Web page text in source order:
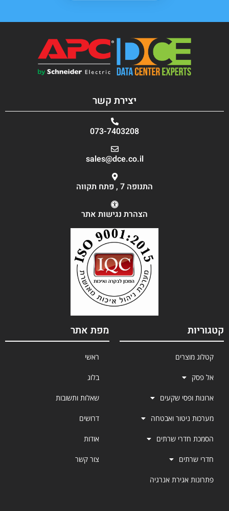
יצירת קשר
073-7403208
sales@dce.co.il
התנופה 7 , פתח תקווה
הצהרת נגישות אתר
קטגוריות
קטלוג מוצרים
אל פסק
ארונות ופסי שקעים
מערכות ניטור ואבטחה
הסמכת חדרי שרתים
חדרי שרתים
פתרונות אגירת אנרגיה
מפת אתר
ראשי
בלוג
שאלות ותשובות
דרושים
אודות
צור קשר